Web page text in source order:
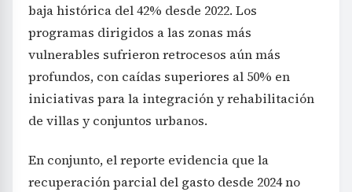
baja histórica del 42% desde 2022. Los
programas dirigidos a las zonas más
vulnerables sufrieron retrocesos aún más
profundos, con caídas superiores al 50% en
iniciativas para la integración y rehabilitación
de villas y conjuntos urbanos.
En conjunto, el reporte evidencia que la
recuperación parcial del gasto desde 2024 no